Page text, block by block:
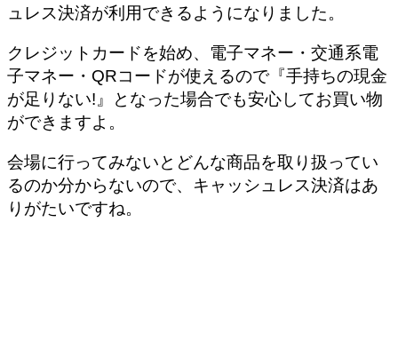
ュレス決済が利用できるようになりました。
クレジットカードを始め、電子マネー・交通系電
子マネー・QRコードが使えるので『手持ちの現金
が足りない!』となった場合でも安心してお買い物
ができますよ。
会場に行ってみないとどんな商品を取り扱ってい
るのか分からないので、キャッシュレス決済はあ
りがたいですね。